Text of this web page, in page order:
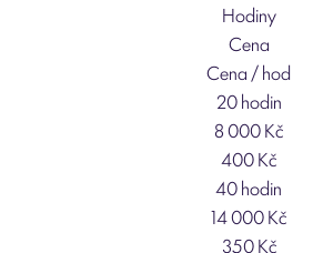
Hodiny
Cena
Cena / hod
20 hodin
8 000 Kč
400 Kč
40 hodin
14 000 Kč
350 Kč